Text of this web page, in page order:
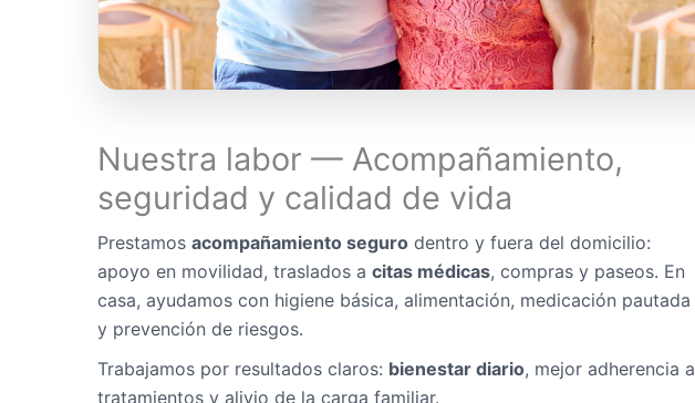
Nuestra labor — Acompañamiento,
seguridad y calidad de vida
Prestamos acompañamiento seguro dentro y fuera del domicilio:
apoyo en movilidad, traslados a citas médicas, compras y paseos. En
casa, ayudamos con higiene básica, alimentación, medicación pautada
y prevención de riesgos.
Trabajamos por resultados claros: bienestar diario, mejor adherencia a
tratamientos y alivio de la carga familiar.